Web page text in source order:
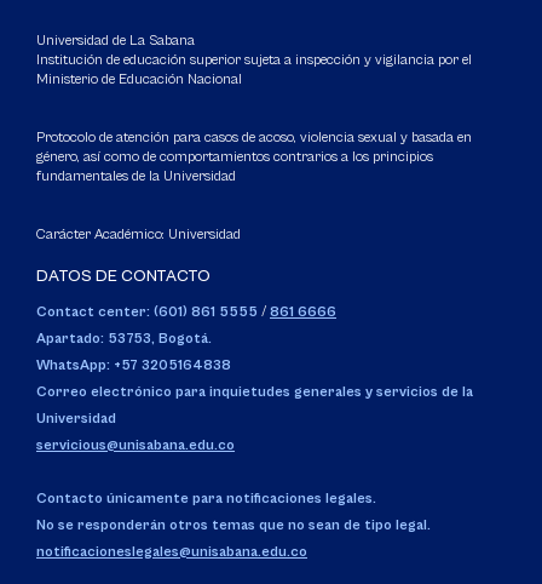
Universidad de La Sabana
Institución de educación superior sujeta a inspección y vigilancia por el
Ministerio de Educación Nacional
Protocolo de atención para casos de acoso, violencia sexual y basada en
género, así como de comportamientos contrarios a los principios
fundamentales de la Universidad
Carácter Académico: Universidad
DATOS DE CONTACTO
Contact center: (601) 861 5555 / 861 6666
Apartado: 53753, Bogotá.
WhatsApp: +57 3205164838
Correo electrónico para inquietudes generales y servicios de la
Universidad
servicious@unisabana.edu.co
Contacto únicamente para notificaciones legales.
No se responderán otros temas que no sean de tipo legal.
notificacioneslegales@unisabana.edu.co